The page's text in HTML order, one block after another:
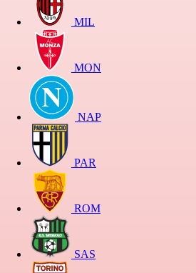
MIL
MON
NAP
PAR
ROM
SAS